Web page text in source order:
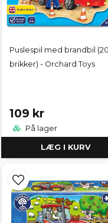
Puslespil med brandbil (20
brikker) - Orchard Toys
109 kr
På lager
LÆG I KURV